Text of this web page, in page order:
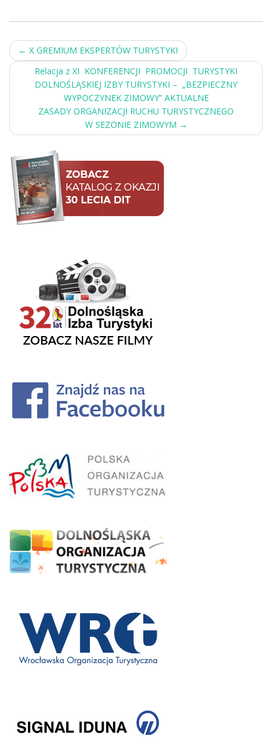
Post
navigation
← X GREMIUM EKSPERTÓW TURYSTYKI
Relacja z XI KONFERENCJI PROMOCJI TURYSTYKI
DOLNOŚLĄSKIEJ IZBY TURYSTYKI – „BEZPIECZNY
WYPOCZYNEK ZIMOWY” AKTUALNE
ZASADY ORGANIZACJI RUCHU TURYSTYCZNEGO
W SEZONIE ZIMOWYM →